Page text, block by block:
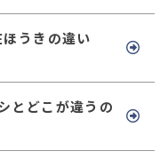
うきの違い
とどこが違うの